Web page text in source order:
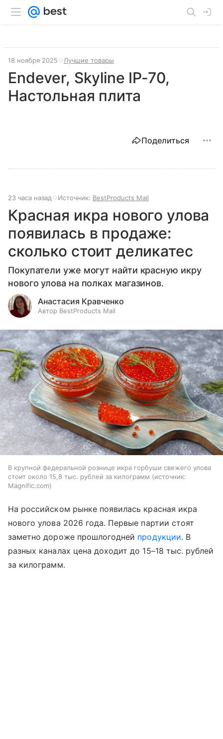
18 ноября 2025 Лучшие товары
Endever, Skyline IP-70,
Настольная плита
Поделиться
23 часа назад Источник: BestProducts Mail
Красная икра нового улова
появилась в продаже:
сколько стоит деликатес
Покупатели уже могут найти красную икру
нового улова на полках магазинов.
Анастасия Кравченко
Автор BestProducts Mail
В крупной федеральной рознице икра горбуши свежего улова
стоит около 15,8 тыс. рублей за килограмм
источник:
Magnific.com
На российском рынке появилась красная икра
нового улова 2026 года. Первые партии стоят
заметно дороже прошлогодней продукции. В
разных каналах цена доходит до 15–18 тыс. рублей
за килограмм.